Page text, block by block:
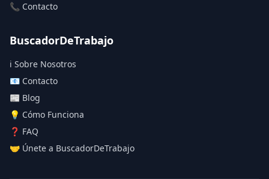
📞 Contacto
BuscadorDeTrabajo
ℹ️ Sobre Nosotros
📧 Contacto
📰 Blog
💡 Cómo Funciona
❓ FAQ
🤝 Únete a BuscadorDeTrabajo